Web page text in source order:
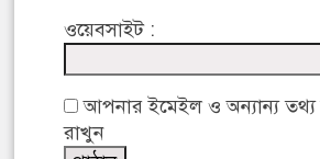
ওয়েবসাইট :
আপনার ইমেইল ও অন্যান্য তথ্য
রাখুন